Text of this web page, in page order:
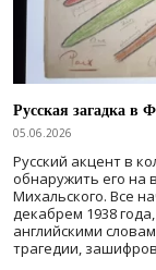
Русская загадка в
05.06.2026
Русский акцент в
обнаружить его на
Михальского. Все
декабрем 1938
английскими
трагедии,